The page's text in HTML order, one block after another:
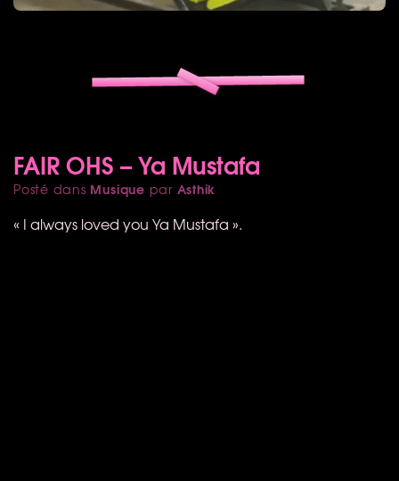
FAIR OHS – Ya Mustafa
Posté dans Musique par Asthik
« I always loved you Ya Mustafa ».